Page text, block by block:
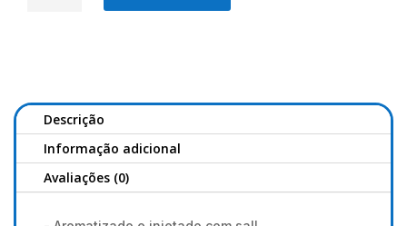
Descrição
Informação adicional
Avaliações (0)